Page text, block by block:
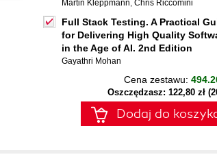
Martin Kleppmann, Chris Riccomini
Full Stack Testing. A Practical
for Delivering High Quality
in the Age of AI. 2nd Edition
Gayathri Mohan
Cena zestawu:
Oszczędzasz: 122,80 zł
Dodaj do